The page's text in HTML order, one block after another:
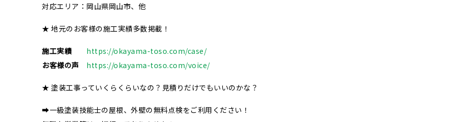
対応エリア：岡山県岡山市、他
★ 地元のお客様の施工実績多数掲載！
施工実績
https://okayama-toso.com/case/
お客様の声
https://okayama-toso.com/voice/
★ 塗装工事っていくらくらいなの？見積りだけでもいいのかな？
➡一級塗装技能士の屋根、外壁の無料点検をご利用ください！